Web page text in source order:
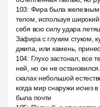
103: Фира была железным
телом, используя
себя всю силу удара
Зафира с глухим стуком,
джипа, или камень,
104: Глухо застонал, все
ней, но он не
скалах небольшой
когда мир снаружи исчез
была почти